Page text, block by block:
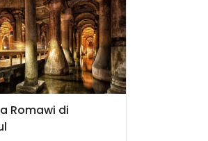
Romawi di